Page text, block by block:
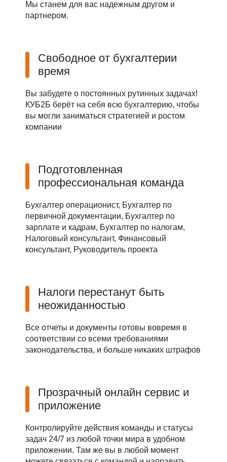
Мы станем для вас надежным другом и
партнером.
Свободное от бухгалтерии
время
Вы забудете о постоянных рутинных задачах!
КУБ2Б берёт на себя всю бухгалтерию, чтобы
вы могли заниматься стратегией и ростом
компании
Подготовленная
профессиональная команда
Бухгалтер операционист, Бухгалтер по
первичной документации, Бухгалтер по
зарплате и кадрам, Бухгалтер по налогам,
Налоговый консультант, Финансовый
консультант, Руководитель проекта
Налоги перестанут быть
неожиданностью
Все отчеты и документы готовы вовремя в
соответствии со всеми требованиями
законодательства, и больше никаких штрафов
Прозрачный онлайн сервис и
приложение
Контролируйте действия команды и статусы
задач 24/7 из любой точки мира в удобном
приложении. Там же вы в любой момент